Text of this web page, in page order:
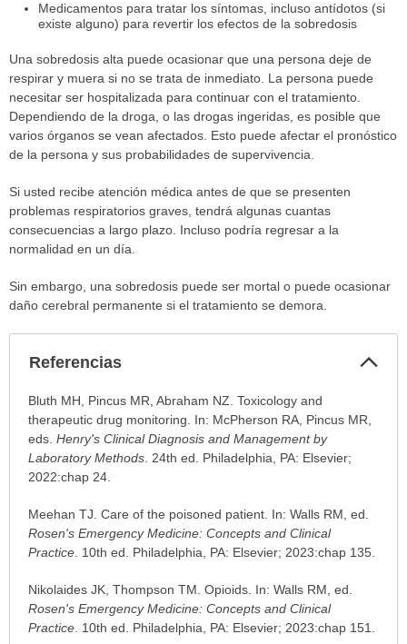
Medicamentos para tratar los síntomas, incluso antídotos (si
existe alguno) para revertir los efectos de la sobredosis
Una sobredosis alta puede ocasionar que una persona deje de
respirar y muera si no se trata de inmediato. La persona puede
necesitar ser hospitalizada para continuar con el tratamiento.
Dependiendo de la droga, o las drogas ingeridas, es posible que
varios órganos se vean afectados. Esto puede afectar el pronóstico
de la persona y sus probabilidades de supervivencia.
Si usted recibe atención médica antes de que se presenten
problemas respiratorios graves, tendrá algunas cuantas
consecuencias a largo plazo. Incluso podría regresar a la
normalidad en un día.
Sin embargo, una sobredosis puede ser mortal o puede ocasionar
daño cerebral permanente si el tratamiento se demora.
Referencias
Referencias
sido
extendido.
Bluth MH, Pincus MR, Abraham NZ. Toxicology and
therapeutic drug monitoring. In: McPherson RA, Pincus MR,
eds. Henry's Clinical Diagnosis and Management by
Laboratory Methods. 24th ed. Philadelphia, PA: Elsevier;
2022:chap 24.
Meehan TJ. Care of the poisoned patient. In: Walls RM, ed.
Rosen's Emergency Medicine: Concepts and Clinical
Practice. 10th ed. Philadelphia, PA: Elsevier; 2023:chap 135.
Nikolaides JK, Thompson TM. Opioids. In: Walls RM, ed.
Rosen's Emergency Medicine: Concepts and Clinical
Practice. 10th ed. Philadelphia, PA: Elsevier; 2023:chap 151.